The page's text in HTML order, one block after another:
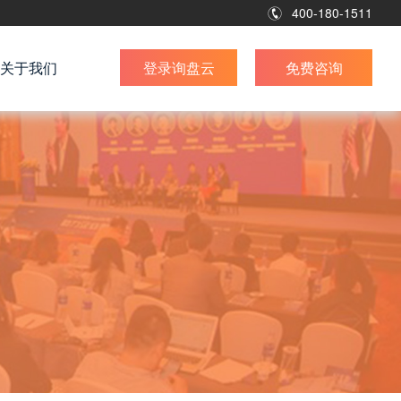
400-180-1511
关于我们 登录询盘云 免费咨询